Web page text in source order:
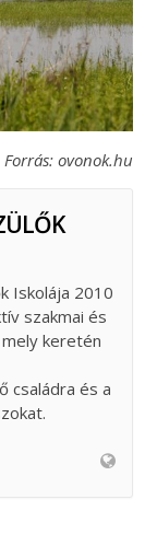
Forrás: ovonok.hu
Iskolája 2010
szakmai és
keretén
családra és a